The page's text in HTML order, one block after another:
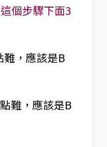
個步驟下面3
難，應該是B
難，應該是B